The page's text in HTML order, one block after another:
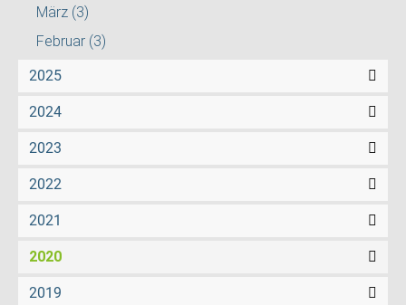
März (3)
Februar (3)
2025
2024
2023
2022
2021
2020
2019